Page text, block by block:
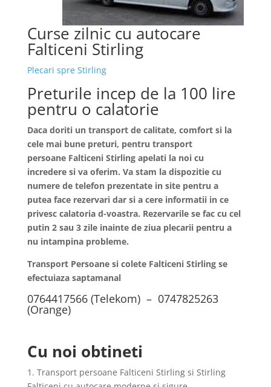
Curse zilnic cu autocare
Falticeni Stirling
Plecari spre Stirling
Preturile incep de la 100 lire
pentru o calatorie
Daca doriti un transport de calitate, comfort si la
cele mai bune preturi, pentru transport
persoane Falticeni Stirling apelati la noi cu
incredere si va oferim. Va stam la dispozitie cu
numere de telefon prezentate in site pentru a
putea face rezervari dar si a cere informatii in ce
privesc calatoria d-voastra. Rezervarile se fac cu cel
putin 2 sau 3 zile inainte de ziua plecarii pentru a
nu intampina probleme.
Transport Persoane si colete Falticeni Stirling se
efectuiaza saptamanal
0764417566 (Telekom) – 0747825263
(Orange)
Cu noi obtineti
1. Transport persoane Falticeni Stirling si Stirling